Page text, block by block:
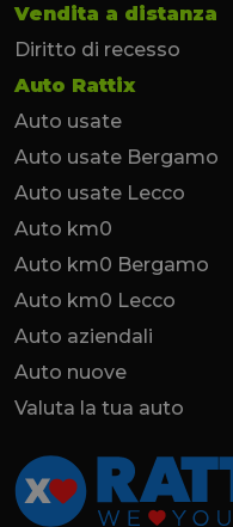
Vendita a distanza
Diritto di recesso
Auto Rattix
Auto usate
Auto usate Bergamo
Auto usate Lecco
Auto km0
Auto km0 Bergamo
Auto km0 Lecco
Auto aziendali
Auto nuove
Valuta la tua auto